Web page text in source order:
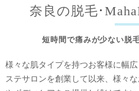
短時間で痛みが少ない脱
奈良の脱毛･
様々な肌タイプを持つお客様に幅
ステサロンを創業して以来、様々